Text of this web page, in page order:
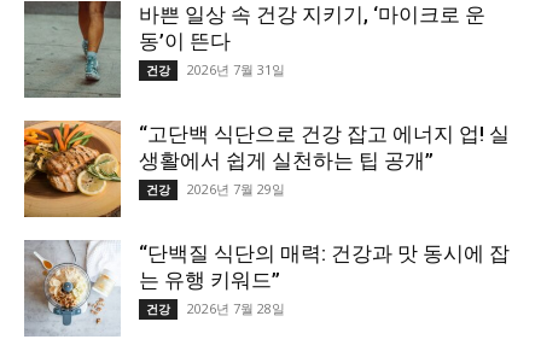
바쁜 일상 속 건강 지키기, ‘마이크로 운
동’이 뜬다
건강 2026년 7월 31일
“고단백 식단으로 건강 잡고 에너지 업! 실
생활에서 쉽게 실천하는 팁 공개”
건강 2026년 7월 29일
“단백질 식단의 매력: 건강과 맛 동시에 잡
는 유행 키워드”
건강 2026년 7월 28일